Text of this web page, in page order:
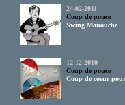
24-02-2011
Coup de pouce
Swing Manouche
12-12-2010
Coup de pouce
Coup de coeur